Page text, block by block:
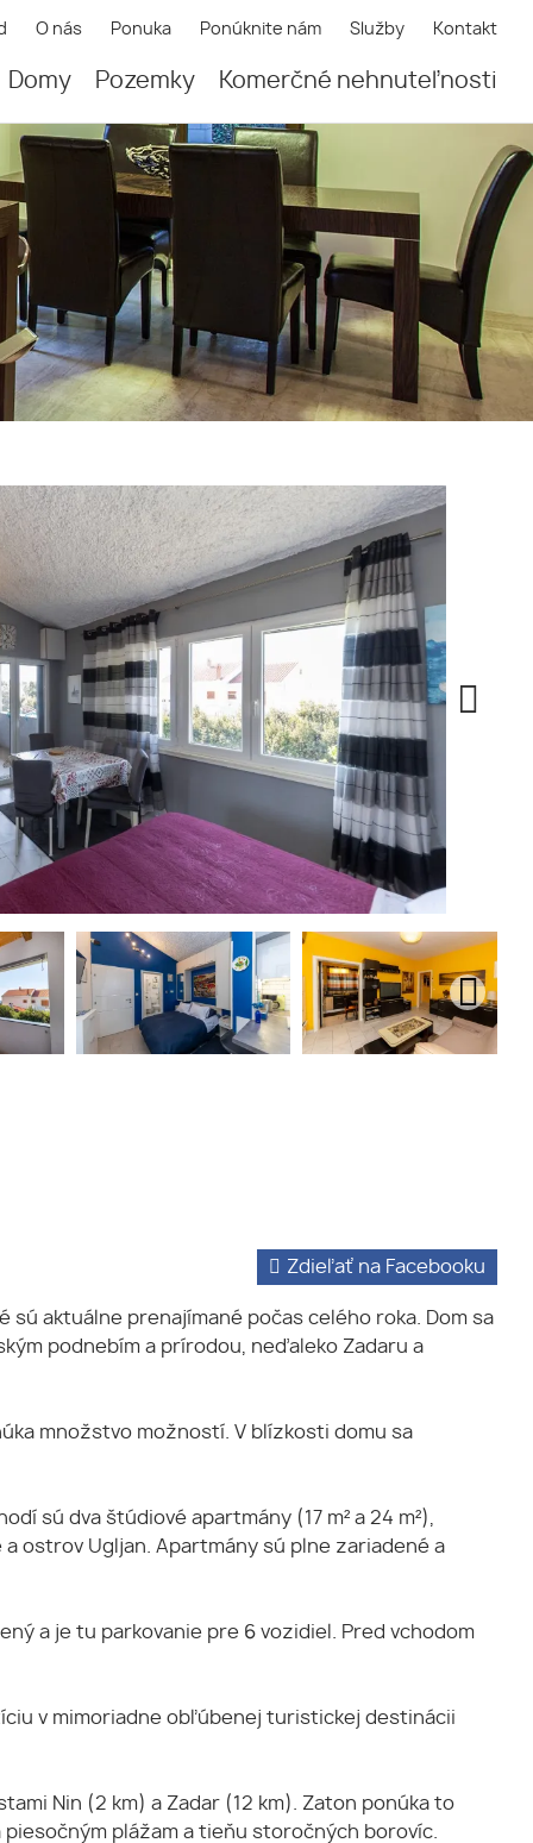
O nás Ponuka Ponúknite nám Služby Kontakt
Domy Pozemky Komerčné nehnuteľnosti
Zdieľať na Facebooku
aktuálne prenajímané počas celého roka. Dom sa
podnebím a prírodou, neďaleko Zadaru a
množstvo možností. V blízkosti domu sa
sú dva štúdiové apartmány (17 m² a 24 m²),
ostrov Ugljan. Apartmány sú plne zariadené a
a je tu parkovanie pre 6 vozidiel. Pred vchodom
v mimoriadne obľúbenej turistickej destinácii
Nin (2 km) a Zadar (12 km). Zaton ponúka to
plážam a tieňu storočných borovíc.